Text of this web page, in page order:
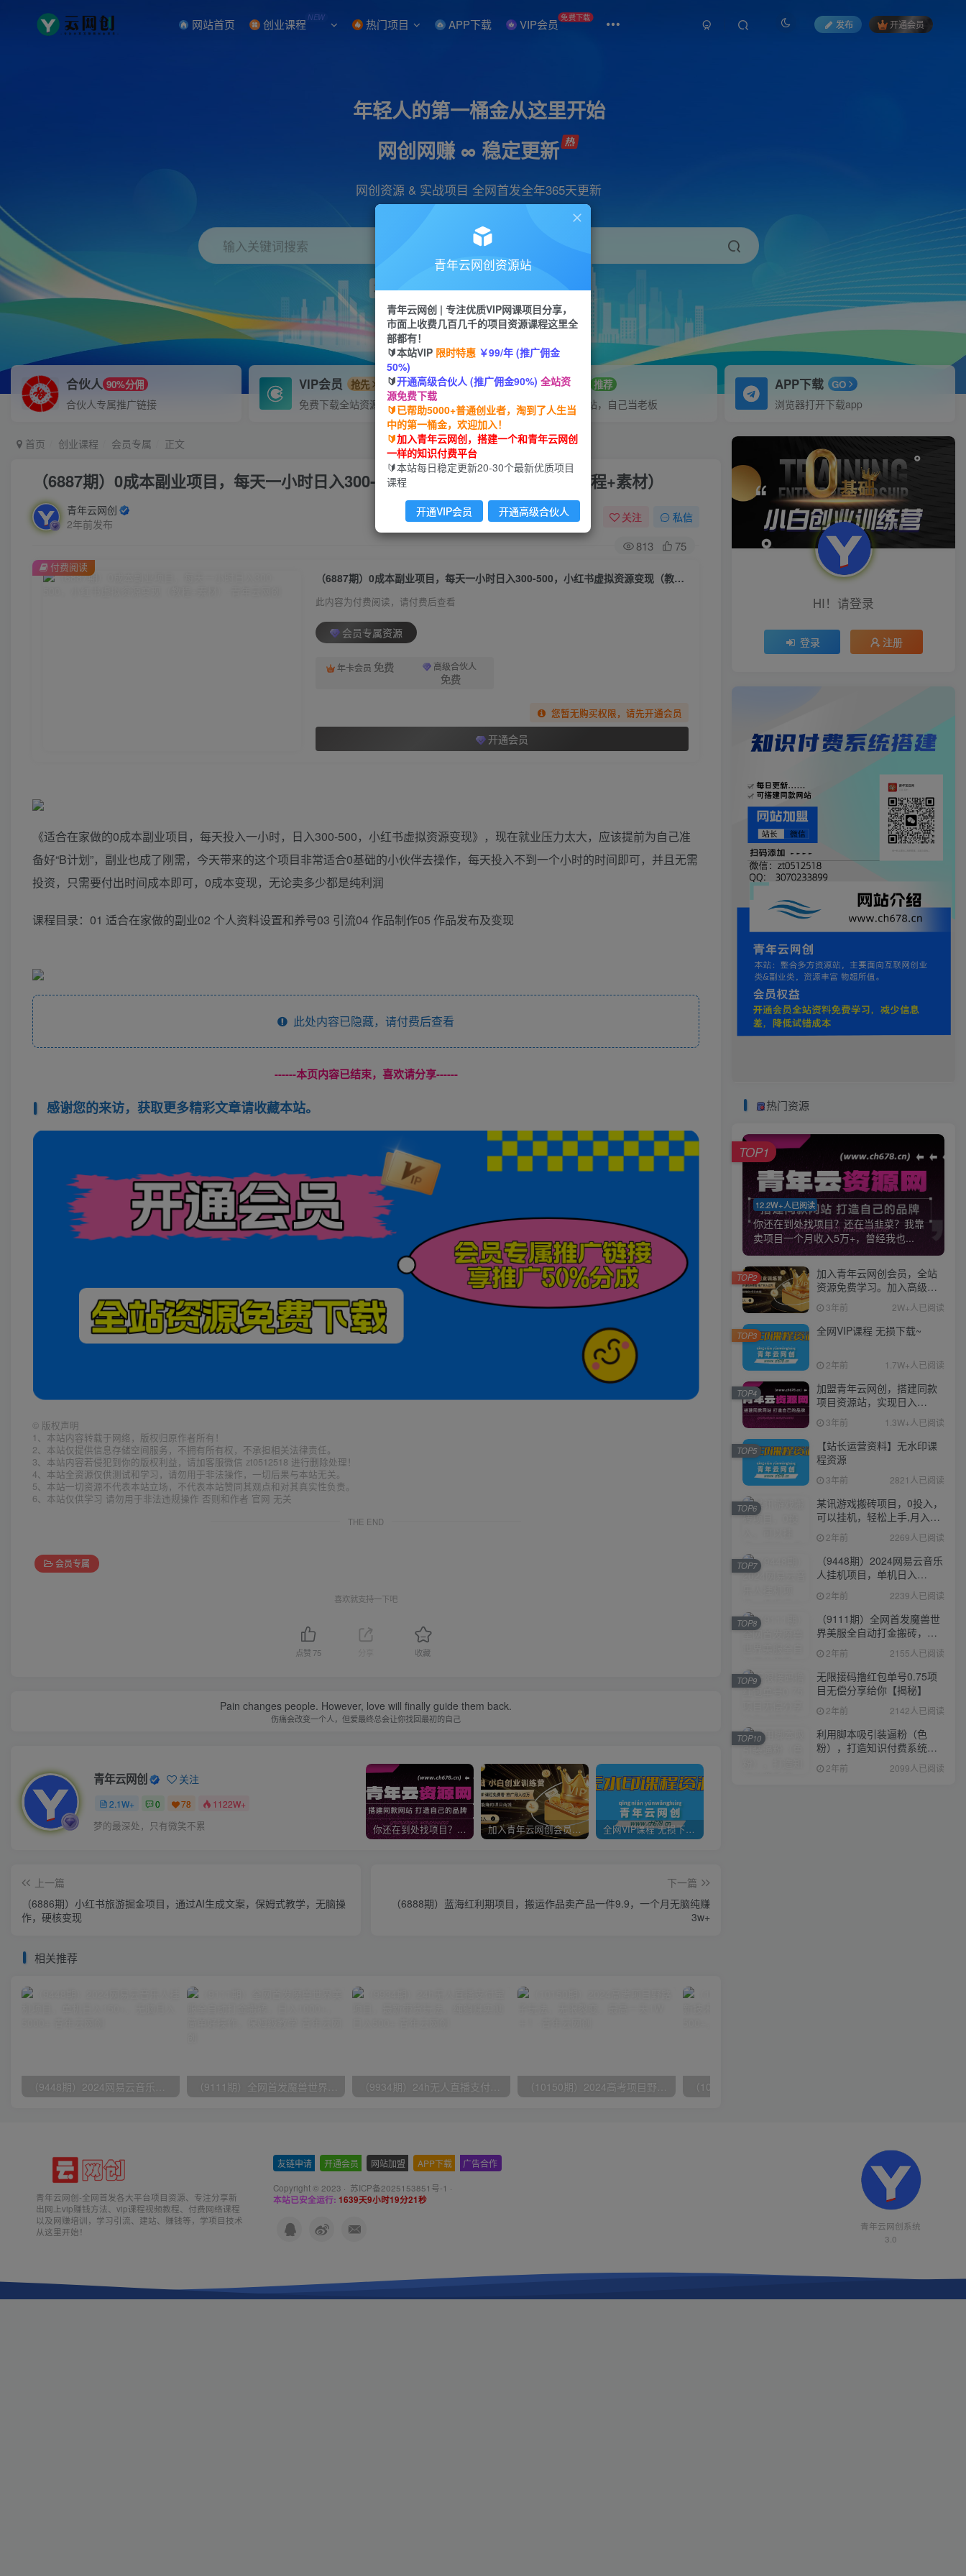
网站首页 创业课程 NEW 热门项目 APP下载 VIP会员 免费下载
发布 开通会员
年轻人的第一桶金从这里开始
网创网赚 ∞ 稳定更新
网创资源 & 实战项目 全网首发全年365天更新
输入关键词搜索
项目 引流 抖音 短视频 剪辑 视频号
合伙人 90%分佣
合伙人专属推广链接
VIP会员 抢先
免费下载全站资源
招募站长 推荐
搭建同款网站，自己当老板
APP下载 GO
浏览器打开下载app
首页 创业课程 会员专属 正文
（6887期）0成本副业项目，每天一小时日入300-500，小红书虚拟资源变现（教程+素材）
青年云网创
2年前发布
关注 私信
813 75
（6887期）0成本副业项目，每天一小时日入300-500，小红书虚拟资源变现（教程+素材）
此内容为付费阅读，请付费后查看
会员专属资源
年卡会员 免费 高级合伙人
免费
您暂无购买权限，请先开通会员
开通会员
付费阅读
《适合在家做的0成本副业项目，每天投入一小时，日入300-500，小红书虚拟资源变现》，现在就业压力太大，应该提前为自己准
备好“B计划”，副业也成了刚需，今天带来的这个项目非常适合0基础的小伙伴去操作，每天投入不到一个小时的时间即可，并且无需
投资，只需要付出时间成本即可，0成本变现，无论卖多少都是纯利润
课程目录：01 适合在家做的副业02 个人资料设置和养号03 引流04 作品制作05 作品发布及变现
此处内容已隐藏，请付费后查看
------本页内容已结束，喜欢请分享------
感谢您的来访，获取更多精彩文章请收藏本站。
© 版权声明
1、本站内容转载于网络，版权归原作者所有！
2、本站仅提供信息存储空间服务，不拥有所有权，不承担相关法律责任。
3、本站内容若侵犯到你的版权利益，请加客服微信 zt0512518 进行删除处理！
4、本站全资源仅供测试和学习，请勿用于非法操作，一切后果与本站无关。
5、本站一切资源不代表本站立场，不代表本站赞同其观点和对其真实性负责。
6、本站仅供学习 请勿用于非法违规操作 否则和作者 官网 无关
THE END
会员专属
喜欢就支持一下吧
点赞75 收藏
Pain changes people. However, love will finally guide them back.
伤痛会改变一个人，但爱最终总会让你找回最初的自己
青年云网创 关注
2.1W+ 0 78 1122W+
梦的最深处，只有微笑不累 你还在到处找项目？还在当韭菜？我靠卖项目一个月收入5万+，曾经我也是个失败者。 加入青年云网创会员，全站资源免费学习。加入高级合伙人，推广日入1000+ 全网VIP课程 无损下载~
上一篇
（6886期）小红书旅游掘金项目，通过AI生成文案，保姆式教学，无脑操
作，硬核变现
下一篇
（6888期）蓝海红利期项目，搬运作品卖产品一件9.9，一个月无脑纯赚
3w+
相关推荐
（9448期）2024网易云音乐人挂机项目，单机日入150+，无脑月入5000+ （9111期）全网首发魔兽世界美服全自动打金搬砖，日入1000+，简单好操作，保姆级教学 （9934期）24h无人直播支付宝项目，最新带货玩法，纯躺赚实测日入500+ （10150期）2024高考项目野路子玩法，无限裂变，最高一天1W＋！
HI！请登录
登录 注册
热门资源
12.2W+人已阅读
你还在到处找项目？还在当韭菜？我靠
卖项目一个月收入5万+，曾经我也...
TOP1
加入青年云网创会员，全站
资源免费学习。加入高级合
伙人，推广日入1000+
3年前 2W+人已阅读
TOP2
全网VIP课程 无损下载~
2年前 1.7W+人已阅读
TOP3
加盟青年云网创，搭建同款
项目资源站，实现日入
2000+
3年前 1.3W+人已阅读
TOP4
【站长运营资料】无水印课
程资源
3年前 2821人已阅读
TOP5
某讯游戏搬砖项目，0投入，
可以挂机，轻松上手,月入
3000+上不封顶
2年前 2269人已阅读
TOP6
（9448期）2024网易云音乐
人挂机项目，单机日入
150+，无脑月入5000+
2年前 2239人已阅读
TOP7
（9111期）全网首发魔兽世
界美服全自动打金搬砖，日
入1000+，简单好操作，保
姆级教学
2年前 2155人已阅读
TOP8
无限接码撸红包单号0.75项
目无偿分享给你【揭秘】
2年前 2142人已阅读
TOP9
利用脚本吸引装逼粉（色
粉），打造知识付费系统，
附388元美女写真项目
2年前 2099人已阅读
TOP10
青年云网创-全网首发各大平台项目资源、专注分享新
出网上vip赚钱方法、vip课程视频教程、付费网络课程
以及网赚培训，学习引流、建站、赚钱等，学项目技术
从这里开始！
友链申请 开通会员 网站加盟 APP下载 广告合作
Copyright © 2023 · 苏ICP备2025153851号-1 ·
本站已安全运行: 1639天9小时19分23秒
青年云网创系统
3.0
青年云网创资源站
青年云网创 | 专注优质VIP网课项目分享，
市面上收费几百几千的项目资源课程这里全
部都有！
🔰本站VIP 限时特惠 ￥99/年 (推广佣金
50%)
🔰开通高级合伙人 (推广佣金90%) 全站资
源免费下载
🔰已帮助5000+普通创业者，淘到了人生当
中的第一桶金，欢迎加入！
🔰加入青年云网创，搭建一个和青年云网创
一样的知识付费平台
🔰本站每日稳定更新20-30个最新优质项目
课程
开通VIP会员 开通高级合伙人